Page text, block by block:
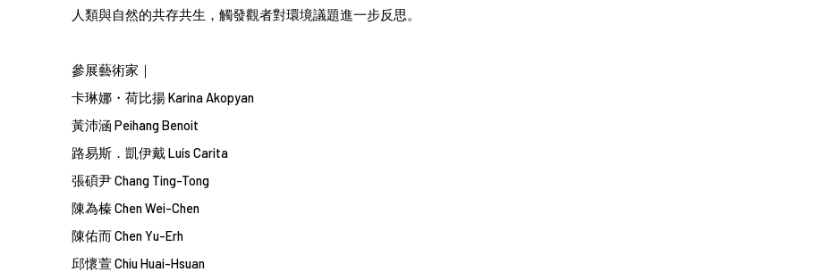
人類與自然的共存共生，觸發觀者對環境議題進一步反思。
參展藝術家｜
卡琳娜・荷比揚 Karina Akopyan
黃沛涵 Peihang Benoit
路易斯．凱伊戴 Luís Carita
張碩尹 Chang Ting-Tong
陳為榛 Chen Wei-Chen
陳佑而 Chen Yu-Erh
邱懷萱 Chiu Huai-Hsuan